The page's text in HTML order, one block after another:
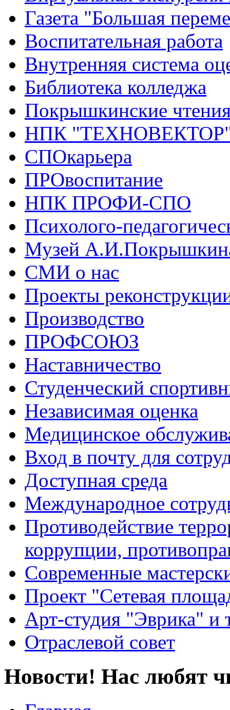
Газета "Большая
Воспитательная работа
Внутренняя система
Библиотека колледжа
Покрышкинские
НПК
СПОкарьера
ПРОвоспитание
НПК ПРОФИ-СПО
Психолого-
Музей
СМИ о нас
Проекты
Производство
ПРОФСОЮЗ
Наставничество
Студенческий
Независимая оценка
Медицинское
Вход в почту для
Доступная среда
Международное
Противодействие
коррупции,
Современные
Проект "Сетевая
Арт-студия "Эврика" и
Отраслевой совет
Новости! Нас любят